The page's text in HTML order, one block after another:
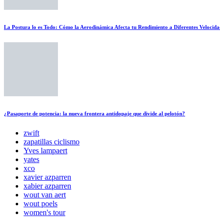
La Postura lo es Todo: Cómo la Aerodinámica Afecta tu Rendimiento a Diferentes
¿Pasaporte de potencia: la nueva frontera antidopaje que divide al pelotón?
zwift
zapatillas ciclismo
Yves lampaert
yates
xco
xavier azparren
xabier azparren
wout van aert
wout poels
women's tour